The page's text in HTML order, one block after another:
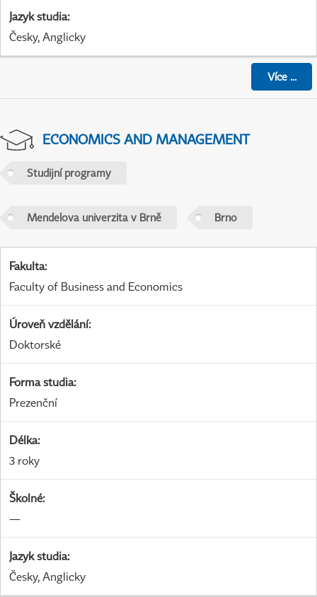
Jazyk studia:
Česky, Anglicky
Více...
ECONOMICS AND MANAGEMENT
Studijní programy
Mendelova univerzita v Brně Brno
Fakulta:
Faculty of Business and Economics
Úroveň vzdělání:
Doktorské
Forma studia:
Prezenční
Délka:
3 roky
Školné:
—
Jazyk studia:
Česky, Anglicky